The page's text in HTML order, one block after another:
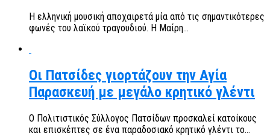
Η ελληνική μουσική αποχαιρετά μία από τις σημαντικότερες
φωνές του λαϊκού τραγουδιού. Η Μαίρη...
Οι Πατσίδες γιορτάζουν την Αγία
Παρασκευή με μεγάλο κρητικό γλέντι
Ο Πολιτιστικός Σύλλογος Πατσίδων προσκαλεί κατοίκους
και επισκέπτες σε ένα παραδοσιακό κρητικό γλέντι το...